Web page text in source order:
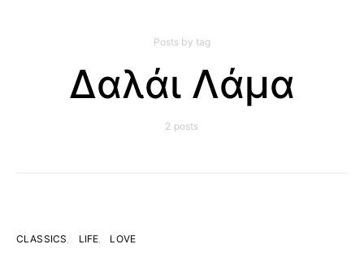
Posts by tag
Δαλάι Λάμα
2 posts
CLASSICS LIFE LOVE